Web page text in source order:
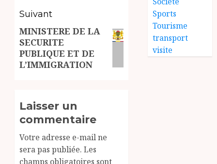
Suivant
Article
suivant:
MINISTERE DE LA
SECURITE
PUBLIQUE ET DE
L’IMMIGRATION
Laisser un
commentaire
Votre adresse e-mail ne
sera pas publiée. Les
champs obligatoires sont
Sports
Tourisme
transport
visite